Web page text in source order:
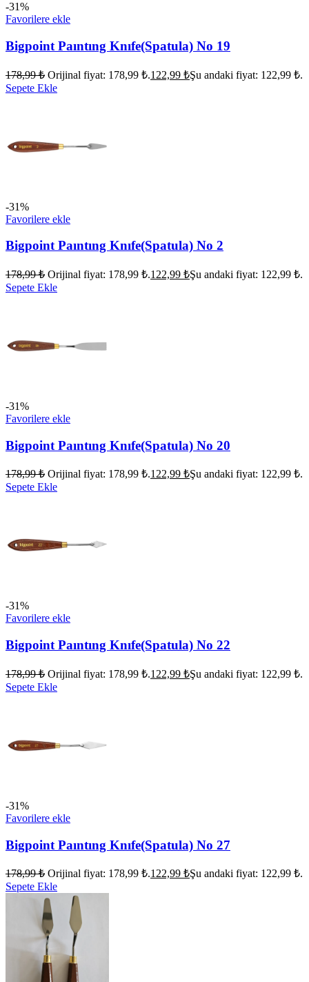
-31%
Favorilere ekle
Bigpoint Paıntıng Knıfe(Spatula) No 19
178,99₺ Orijinal fiyat: 178,99 ₺.122,99 ₺Şu andaki fiyat: 122,99 ₺.
Sepete Ekle
-31%
Favorilere ekle
Bigpoint Paıntıng Knıfe(Spatula) No 2
178,99₺ Orijinal fiyat: 178,99 ₺.122,99 ₺Şu andaki fiyat: 122,99 ₺.
Sepete Ekle
-31%
Favorilere ekle
Bigpoint Paıntıng Knıfe(Spatula) No 20
178,99₺ Orijinal fiyat: 178,99 ₺.122,99 ₺Şu andaki fiyat: 122,99 ₺.
Sepete Ekle
-31%
Favorilere ekle
Bigpoint Paıntıng Knıfe(Spatula) No 22
178,99₺ Orijinal fiyat: 178,99 ₺.122,99 ₺Şu andaki fiyat: 122,99 ₺.
Sepete Ekle
-31%
Favorilere ekle
Bigpoint Paıntıng Knıfe(Spatula) No 27
178,99₺ Orijinal fiyat: 178,99 ₺.122,99 ₺Şu andaki fiyat: 122,99 ₺.
Sepete Ekle